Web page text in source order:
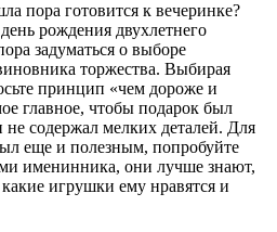
пора готовится к вечеринке?
рождения двухлетнего
задуматься о выборе
торжества. Выбирая
принцип «чем дороже и
главное, чтобы подарок был
содержал мелких деталей. Для
еще и полезным, попробуйте
именинника, они лучше знают,
игрушки ему нравятся и